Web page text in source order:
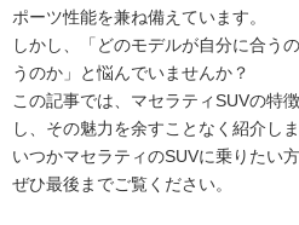
ポーツ性能を兼ね備えています。
しかし、「どのモデルが自分に合う
うのか」と悩んでいませんか？
この記事では、マセラティSUVの特
し、その魅力を余すことなく紹介しま
いつかマセラティのSUVに乗りたい
ぜひ最後までご覧ください。